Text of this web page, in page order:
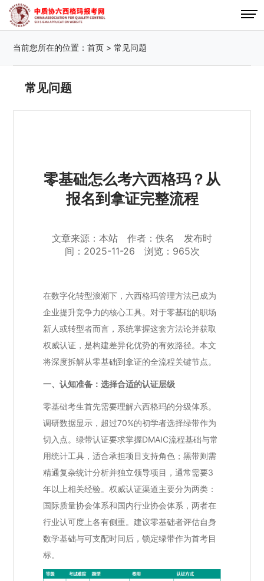
当前您所在的位置：首页 >常见问题
常见问题
零基础怎么考六西格玛？从
报名到拿证完整流程
文章来源：本站 作者：佚名 发布时
间：2025-11-26 浏览：965次
在数字化转型浪潮下，六西格玛管理方法已成为
企业提升竞争力的核心工具。对于零基础的职场
新人或转型者而言，系统掌握这套方法论并获取
权威认证，是构建差异化优势的有效路径。本文
将深度拆解从零基础到拿证的全流程关键节点。
一、认知准备：选择合适的认证层级
零基础考生首先需要理解六西格玛的分级体系。
调研数据显示，超过70%的初学者选择绿带作为
切入点。绿带认证要求掌握DMAIC流程基础与常
用统计工具，适合承担项目支持角色；黑带则需
精通复杂统计分析并独立领导项目，通常需要3
年以上相关经验。权威认证渠道主要分为两类：
国际质量协会体系和国内行业协会体系，两者在
行业认可度上各有侧重。建议零基础者评估自身
数学基础与可支配时间后，锁定绿带作为首考目
标。